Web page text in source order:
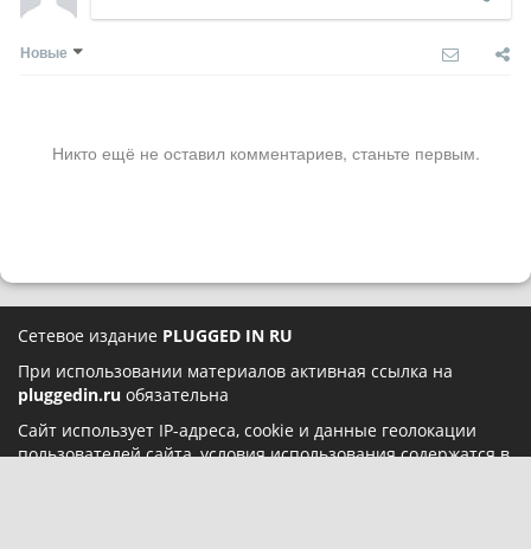
Новые
Никто ещё не оставил комментариев, станьте первым.
Сетевое издание PLUGGED IN RU
При использовании материалов активная ссылка на
pluggedin.ru обязательна
Сайт использует IP-адреса, cookie и данные геолокации
пользователей сайта, условия использования содержатся в